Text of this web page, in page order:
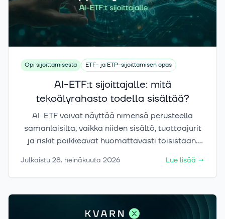
Opi sijoittamisesta ETF- ja ETP-sijoittamisen opas
AI-ETF:t sijoittajalle: mitä
tekoälyrahasto todella sisältää?
AI-ETF voivat näyttää nimensä perusteella
samanlaisilta, vaikka niiden sisältö, tuottoajurit
ja riskit poikkeavat huomattavasti toisistaan.
pilvipalveluja ja kolmas datakeskuksia tai
tekoälyä hyödyntäviä yrityksiä. Tässä artikkelissa
omistetaan, miten rahastot eroavat toisistaan ja
milloin tekoälyrahasto tuo salkkuun aidosti uutta
Julkaistu 28. heinäkuuta 2026 Lue lisää →